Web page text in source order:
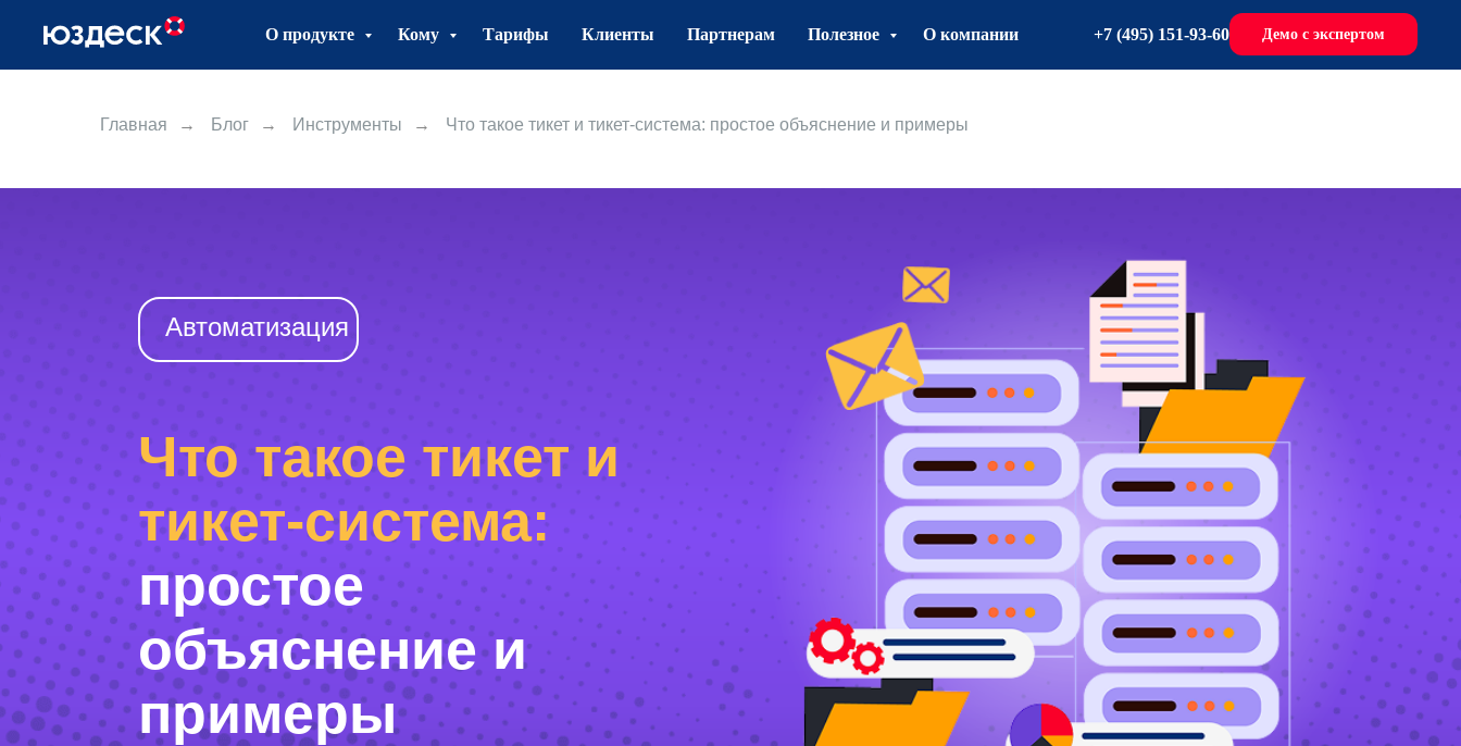
О продукте Кому Тарифы Клиенты Партнерам Полезное О компании +7 (495) 151-93-60 Демо с экспертом
Главная → Блог → Инструменты → Что такое тикет и тикет-система: простое объяснение и примеры
Что такое тикет и
тикет-система:
простое
объяснение и
примеры
Автоматизация